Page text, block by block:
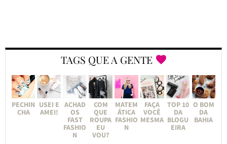
TAGS QUE A GENTE
PECHIN
CHA
USEI E
AMEI!
ACHAD
OS
FAST
FASHIO
N
COM
QUE
ROUPA
EU
VOU?
MATEM
ÁTICA
FASHIO
N
FAÇA
VOCÊ
MESMA
TOP 10
DA
BLOGU
EIRA
O BOM
DA
BAHIA